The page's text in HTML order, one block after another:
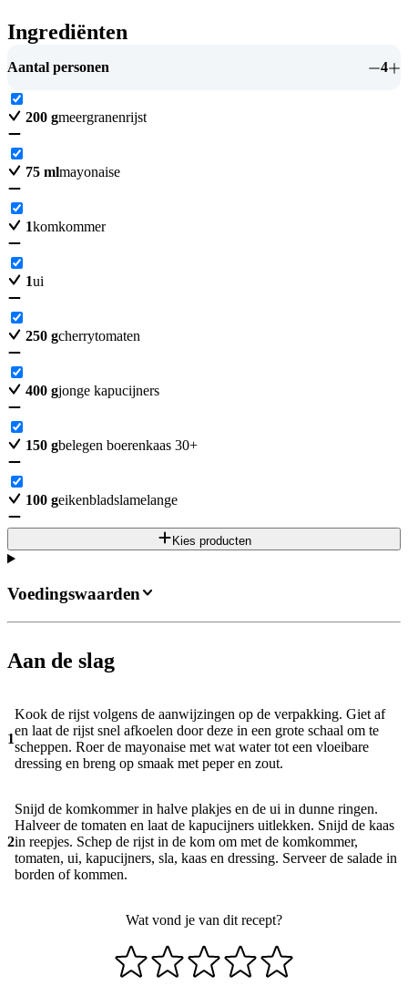
Ingrediënten
Aantal personen 4
200 gmeergranenrijst
75 mlmayonaise
1komkommer
1ui
250 gcherrytomaten
400 gjonge kapucijners
150 gbelegen boerenkaas 30+
100 geikenbladslamelange
Kies producten
Aan de slag
1
Kook de rijst volgens de aanwijzingen op de verpakking. Giet af
en laat de rijst snel afkoelen door deze in een grote schaal om te
scheppen. Roer de mayonaise met wat water tot een vloeibare
dressing en breng op smaak met peper en zout.
2
Snijd de komkommer in halve plakjes en de ui in dunne ringen.
Halveer de tomaten en laat de kapucijners uitlekken. Snijd de kaas
in reepjes. Schep de rijst in de kom om met de komkommer,
tomaten, ui, kapucijners, sla, kaas en dressing. Serveer de salade in
borden of kommen.
Wat vond je van dit recept?
Voedingswaarden